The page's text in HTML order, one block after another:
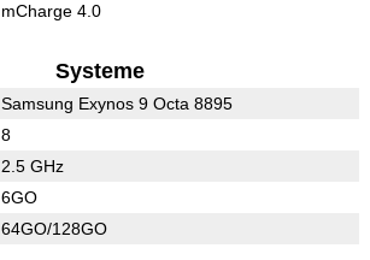
mCharge 4.0
Systeme
Samsung Exynos 9 Octa 8895
8
2.5 GHz
6GO
64GO/128GO